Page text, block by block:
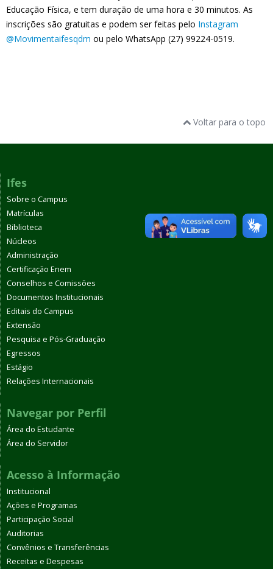
Educação Física, e tem duração de uma hora e 30 minutos. As
inscrições são gratuitas e podem ser feitas pelo Instagram
@Movimentaifesqdm ou pelo WhatsApp (27) 99224-0519.
Voltar para o topo
Ifes
Sobre o Campus
Matrículas
Biblioteca
Núcleos
Administração
Certificação Enem
Conselhos e Comissões
Documentos Institucionais
Editais do Campus
Extensão
Pesquisa e Pós-Graduação
Egressos
Estágio
Relações Internacionais
Navegar por Perfil
Área do Estudante
Área do Servidor
Acesso à Informação
Institucional
Ações e Programas
Participação Social
Auditorias
Convênios e Transferências
Receitas e Despesas